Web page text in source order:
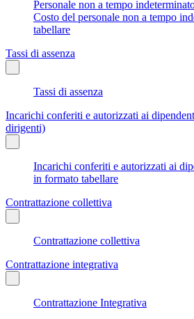
Personale non a tempo
Costo del personale non a tempo
tabellare
Tassi di assenza
Tassi di assenza
Incarichi conferiti e autorizzati ai
dirigenti)
Incarichi conferiti e autorizzati ai
in formato tabellare
Contrattazione collettiva
Contrattazione collettiva
Contrattazione integrativa
Contrattazione Integrativa